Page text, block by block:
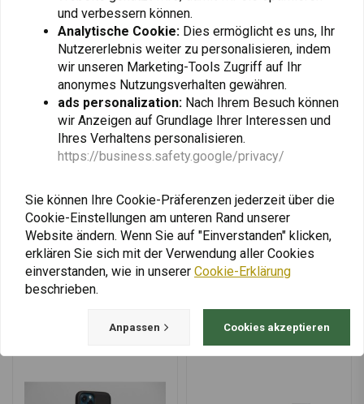
Entwickelt für Wrap-Around-Fälle
Quad Lock Teilenummer: ANX-GSP-IP13S
QUAD LOCK
Mobiler Poncho Galaxy
SW-MOTECH
Handyhülle | Schwarz
Mehr laden
und verbessern können.
Analytische Cookie: Dies ermöglicht es uns, Ihr
Nutzererlebnis weiter zu personalisieren, indem
wir unseren Marketing-Tools Zugriff auf Ihr
anonymes Nutzungsverhalten gewähren.
ads personalization: Nach Ihrem Besuch können
wir Anzeigen auf Grundlage Ihrer Interessen und
Ihres Verhaltens personalisieren.
https://business.safety.google/privacy/
Sie können Ihre Cookie-Präferenzen jederzeit über die
Cookie-Einstellungen am unteren Rand unserer
Website ändern. Wenn Sie auf "Einverstanden" klicken,
erklären Sie sich mit der Verwendung aller Cookies
einverstanden, wie in unserer Cookie-Erklärung
beschrieben.
Anpassen Cookies akzeptieren